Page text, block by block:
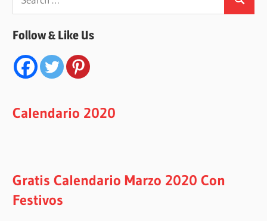
Search
Follow & Like Us
Calendario 2020
Gratis Calendario Marzo 2020 Con
Festivos